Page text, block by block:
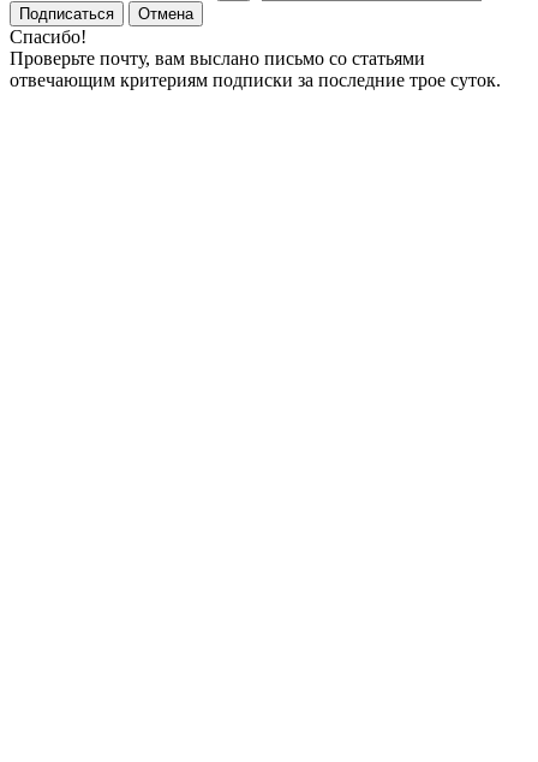
Подписаться
Отмена
Спасибо!
Проверьте почту, вам выслано письмо со статьями
отвечающим критериям подписки за последние трое суток.